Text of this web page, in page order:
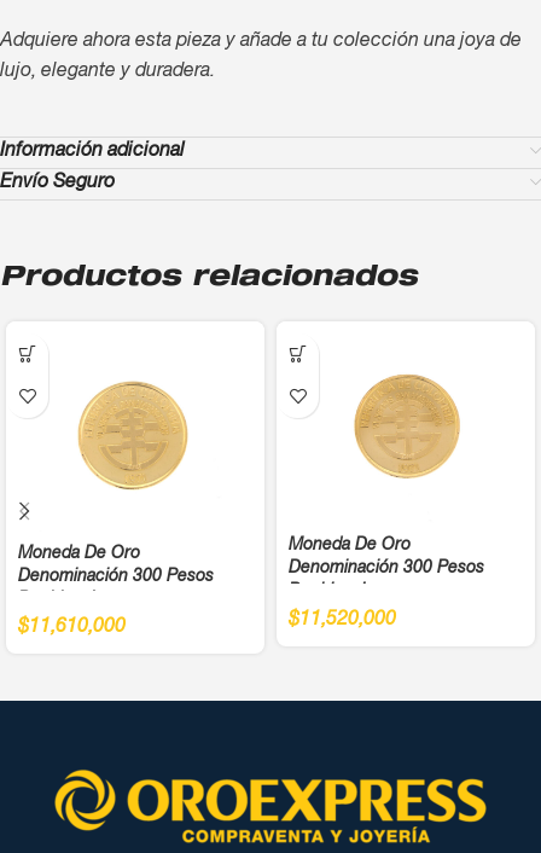
Adquiere ahora esta pieza y añade a tu colección una joya de
lujo, elegante y duradera.
Información adicional
Envío Seguro
Productos relacionados
Moneda De Oro
Denominación 300 Pesos
Panamericanos Año 1971 Cali
$11,610,000
Moneda De Oro
Denominación 300 Pesos
Panamericanos Año 1971 Cali
$11,520,000